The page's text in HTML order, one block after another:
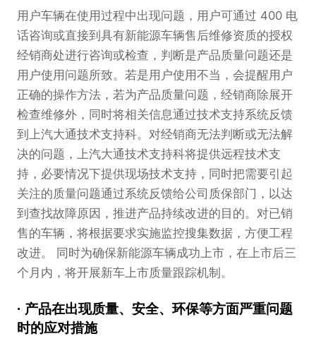
用户车辆在使用过程中出现问题，用户可通过 400 电
话咨询或直接到具有新能源车辆售后维修资质的授权
经销商处进行咨询或检查，判断是产品质量问题还是
用户使用问题所致。若是用户使用不当，会提醒用户
正确的操作方法，若为产品质量问题，经销商除展开
检查维修外，同时将相关信息通过技术支持系统反馈
到上汽大通技术支持科。对经销商无法判断或无法解
决的问题，上汽大通技术支持科将提供远程技术支
持，必要情况下提供现场技术支持，同时把需要引起
关注的质量问题通过系统反馈给公司质保部门，以达
到查找故障原因，推进产品持续改进的目的。对已销
售的车辆，将根据要求实施监控搜集数据，方便工程
改进。 同时为确保新能源车辆成功上市，在上市后三
个月内，将开展新车上市质量跟踪机制。
产品在出现质量、安全、环保等方面严重问题
时的应对措施